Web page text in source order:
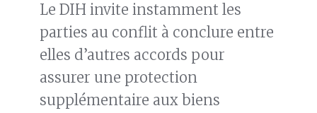
Le DIH invite instamment les
parties au conflit à conclure entre
elles d’autres accords pour
assurer une protection
supplémentaire aux biens